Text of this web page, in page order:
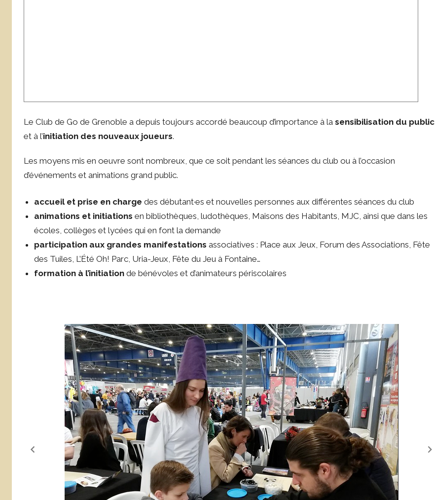
Le Club de Go de Grenoble a depuis toujours accordé beaucoup d’importance à la sensibilisation du public
et à l’initiation des nouveaux joueurs.
Les moyens mis en oeuvre sont nombreux, que ce soit pendant les séances du club ou à l’occasion
d’événements et animations grand public.
accueil et prise en charge des débutant·es et nouvelles personnes aux différentes séances du club
animations et initiations en bibliothèques, ludothèques, Maisons des Habitants, MJC, ainsi que dans les
écoles, collèges et lycées qui en font la demande
participation aux grandes manifestations associatives : Place aux Jeux, Forum des Associations, Fête
des Tuiles, L’Été Oh! Parc, Uria-Jeux, Fête du Jeu à Fontaine…
formation à l’initiation de bénévoles et d’animateurs périscolaires